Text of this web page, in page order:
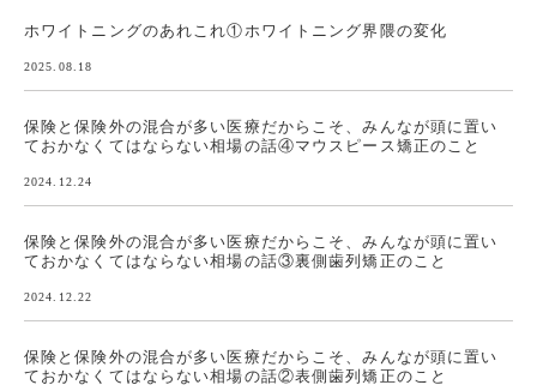
ホワイトニングのあれこれ①ホワイトニング界隈の変化
2025.08.18
保険と保険外の混合が多い医療だからこそ、みんなが頭に置い
ておかなくてはならない相場の話④マウスピース矯正のこと
2024.12.24
保険と保険外の混合が多い医療だからこそ、みんなが頭に置い
ておかなくてはならない相場の話③裏側歯列矯正のこと
2024.12.22
保険と保険外の混合が多い医療だからこそ、みんなが頭に置い
ておかなくてはならない相場の話②表側歯列矯正のこと